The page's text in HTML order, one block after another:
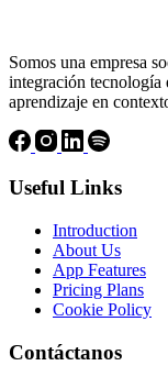
Somos una empresa
integración tecnología
aprendizaje en
Useful Links
Introduction
About Us
App Features
Pricing Plans
Cookie Policy
Contáctanos